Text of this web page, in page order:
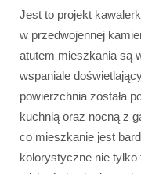
Jest to projekt
w przedwojennej
atutem mieszkania są
wspaniale
powierzchnia została
kuchnią oraz nocną z
co mieszkanie jest
kolorystyczne nie tylko